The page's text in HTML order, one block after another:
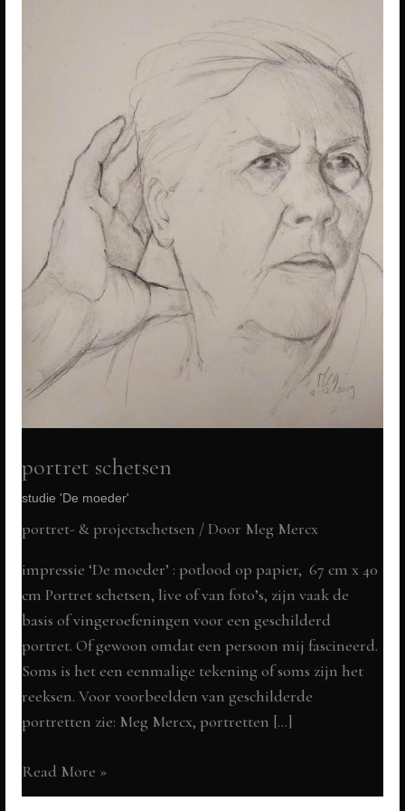
portret schetsen
studie 'De moeder'
portret- & projectschetsen / Door Meg Mercx
impressie ‘De moeder’ : potlood op papier, 67 cm x 40
cm Portret schetsen, live of van foto’s, zijn vaak de
basis of vingeroefeningen voor een geschilderd
portret. Of gewoon omdat een persoon mij fascineerd.
Soms is het een eenmalige tekening of soms zijn het
reeksen. Voor voorbeelden van geschilderde
portretten zie: Meg Mercx, portretten […]
portret
schetsen
Read More »